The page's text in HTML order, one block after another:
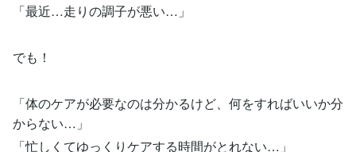
「最近…走りの調子が悪い…」
でも！
「体のケアが必要なのは分かるけど、何をすればいいか分
からない…」
「忙しくてゆっくりケアする時間がとれない…」